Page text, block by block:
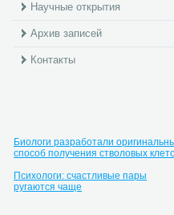
Научные открытия
Архив записей
Контакты
Биологи разработали
способ получения стволовых
Психологи: счастливые пары
ругаются чаще